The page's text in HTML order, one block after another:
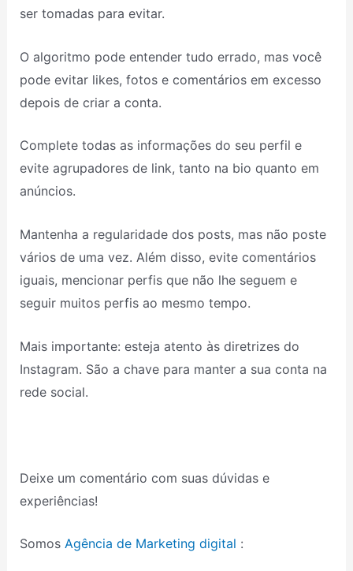
ser tomadas para evitar.
O algoritmo pode entender tudo errado, mas você
pode evitar likes, fotos e comentários em excesso
depois de criar a conta.
Complete todas as informações do seu perfil e
evite agrupadores de link, tanto na bio quanto em
anúncios.
Mantenha a regularidade dos posts, mas não poste
vários de uma vez. Além disso, evite comentários
iguais, mencionar perfis que não lhe seguem e
seguir muitos perfis ao mesmo tempo.
Mais importante: esteja atento às diretrizes do
Instagram. São a chave para manter a sua conta na
rede social.
Deixe um comentário com suas dúvidas e
experiências!
SomosAgência de Marketing digital :